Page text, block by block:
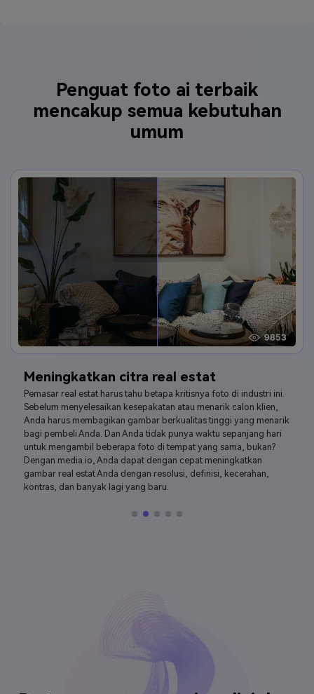
Penguat foto ai terbaik
mencakup semua kebutuhan
umum
Membuat foto pemasaran digital lebih
jelas
E-commerce adalah industri lain yang dapat mendapat manfaat
secara signifikan dari media.io ai photo enhancer. Sekarang
jawab ini; Berapa banyak foto berbutir dan kabur yang dapat
Anda temukan di pasar online seperti ebay dan amazon?
Mungkin tidak ada! Faktanya, beberapa platform ini memiliki
spesifikasi gambar tertentu sebelum Anda diizinkan mengunggah
apa pun. Gunakan penguat jpg kami untuk mengubah foto